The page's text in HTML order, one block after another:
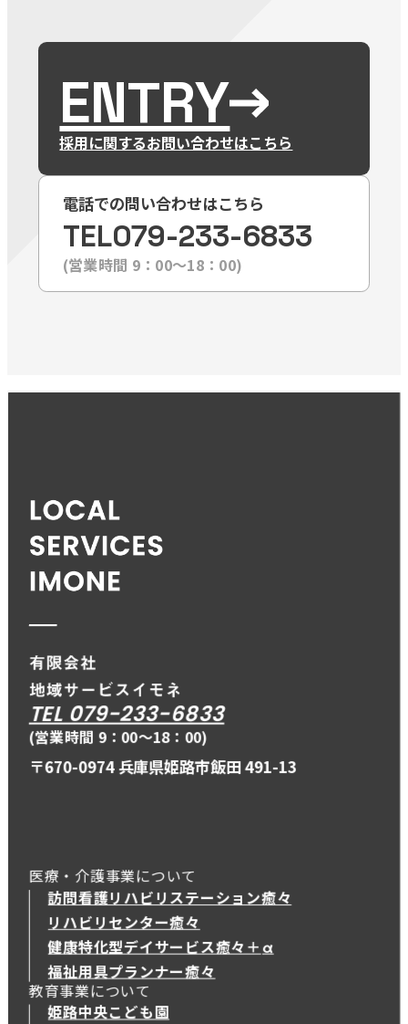
ENTRY
採用に関するお問い合わせはこちら
電話での問い合わせはこちら
TEL079-233-6833
(営業時間 9：00〜18：00)
TEL 079-233-6833
(営業時間 9：00〜18：00)
〒670-0974 兵庫県姫路市飯田 491-13
医療・介護事業について
訪問看護リハビリステーション癒々
リハビリセンター癒々
健康特化型デイサービス癒々＋α
健康特化型デイサービス癒々＋
福祉用具プランナー癒々
教育事業について
姫路中央こども園